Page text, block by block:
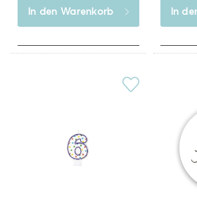
In den Warenkorb In